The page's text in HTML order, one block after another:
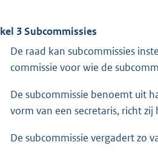
3 Subcommissies
De raad kan subcommissies
commissie voor wie de
De subcommissie benoemt uit
vorm van een secretaris, richt
De subcommissie vergadert zo